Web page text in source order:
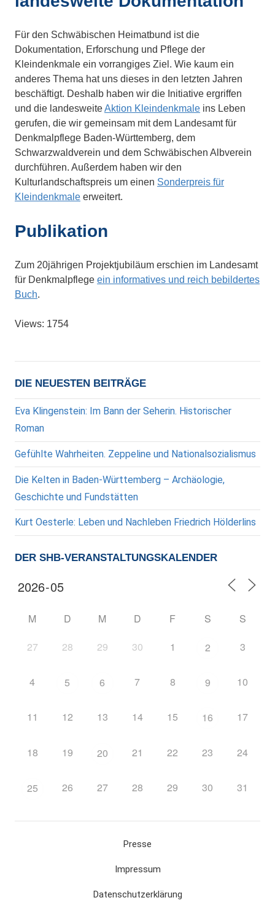
Für den Schwäbischen Heimatbund ist die
Dokumentation, Erforschung und Pflege der
Kleindenkmale ein vorrangiges Ziel. Wie kaum ein
anderes Thema hat uns dieses in den letzten Jahren
beschäftigt. Deshalb haben wir die Initiative ergriffen
und die landesweiteAktion Kleindenkmale ins Leben
gerufen, die wir gemeinsam mit dem Landesamt für
Denkmalpflege Baden-Württemberg, dem
Schwarzwaldverein und dem Schwäbischen Albverein
durchführen. Außerdem haben wir den
Kulturlandschaftspreis um einen Sonderpreis für
Kleindenkmale erweitert.
Publikation
Zum 20jährigen Projektjubiläum erschien im Landesamt
für Denkmalpflege ein informatives und reich bebildertes
Buch.
Views: 1754
DIE NEUESTEN BEITRÄGE
Eva Klingenstein: Im Bann der Seherin. Historischer
Roman
Gefühlte Wahrheiten. Zeppeline und Nationalsozialismus
Die Kelten in Baden-Württemberg – Archäologie,
Geschichte und Fundstätten
Kurt Oesterle: Leben und Nachleben Friedrich Hölderlins
DER SHB-VERANSTALTUNGSKALENDER
M D M D F S S
27 28 29 30 1 2 3
4 5 6 7 8 9 10
11 12 13 14 15 16 17
18 19 20 21 22 23 24
25 26 27 28 29 30 31
Presse
Impressum
Datenschutzerklärung